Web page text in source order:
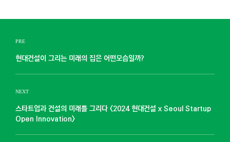
PRE
현대건설이 그리는 미래의 집은 어떤모습일까?
NEXT
스타트업과 건설의 미래를 그리다 <2024 현대건설 x Seoul Startup
Open Innovation>